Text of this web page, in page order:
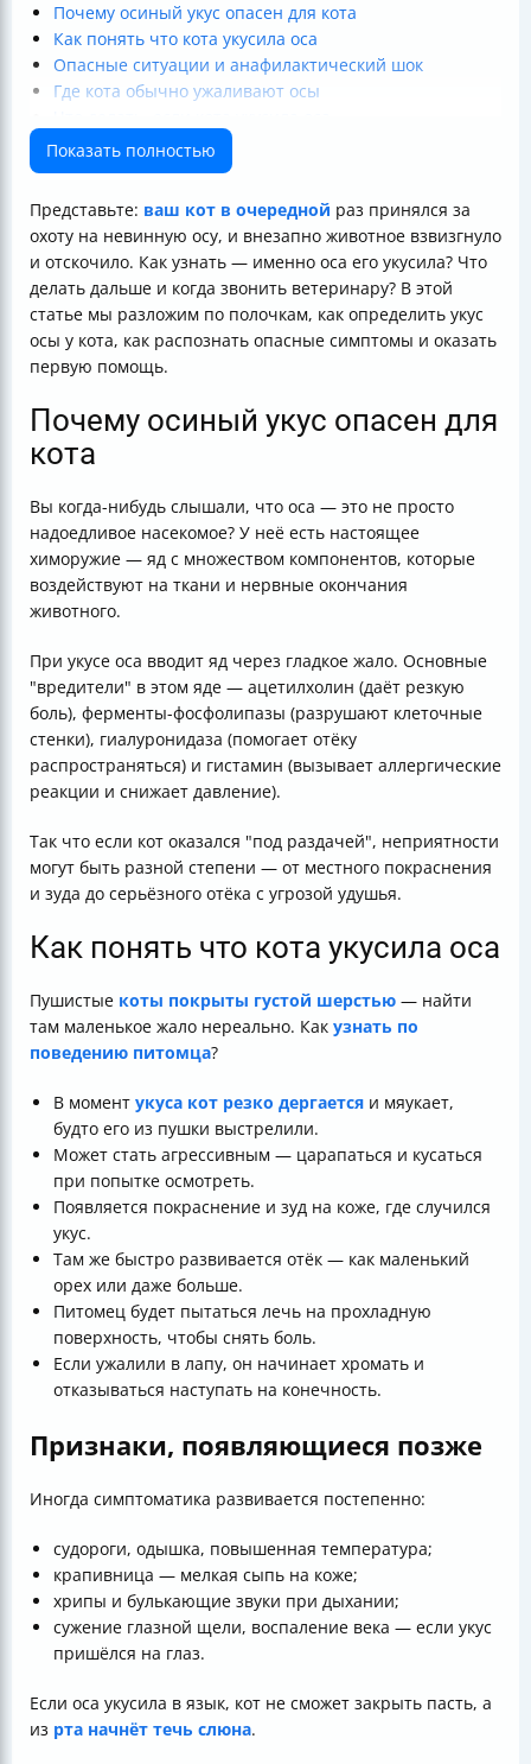
Почему осиный укус опасен для кота
Как понять что кота укусила оса
Опасные ситуации и анафилактический шок
Где кота обычно ужаливают осы
Показать полностью
Представьте: ваш кот в очередной раз принялся за
охоту на невинную осу, и внезапно животное взвизгнуло
и отскочило. Как узнать — именно оса его укусила? Что
делать дальше и когда звонить ветеринару? В этой
статье мы разложим по полочкам, как определить укус
осы у кота, как распознать опасные симптомы и оказать
первую помощь.
Почему осиный укус опасен для
кота
Вы когда-нибудь слышали, что оса — это не просто
надоедливое насекомое? У неё есть настоящее
химоружие — яд с множеством компонентов, которые
воздействуют на ткани и нервные окончания
животного.
При укусе оса вводит яд через гладкое жало. Основные
"вредители" в этом яде — ацетилхолин (даёт резкую
боль), ферменты-фосфолипазы (разрушают клеточные
стенки), гиалуронидаза (помогает отёку
распространяться) и гистамин (вызывает аллергические
реакции и снижает давление).
Так что если кот оказался "под раздачей", неприятности
могут быть разной степени — от местного покраснения
и зуда до серьёзного отёка с угрозой удушья.
Как понять что кота укусила оса
Пушистые коты покрыты густой шерстью — найти
там маленькое жало нереально. Как узнать по
поведению питомца?
В момент укуса кот резко дергается и мяукает,
будто его из пушки выстрелили.
Может стать агрессивным — царапаться и кусаться
при попытке осмотреть.
Появляется покраснение и зуд на коже, где случился
укус.
Там же быстро развивается отёк — как маленький
орех или даже больше.
Питомец будет пытаться лечь на прохладную
поверхность, чтобы снять боль.
Если ужалили в лапу, он начинает хромать и
отказываться наступать на конечность.
Признаки, появляющиеся позже
Иногда симптоматика развивается постепенно:
судороги, одышка, повышенная температура;
крапивница — мелкая сыпь на коже;
хрипы и булькающие звуки при дыхании;
сужение глазной щели, воспаление века — если укус
пришёлся на глаз.
Если оса укусила в язык, кот не сможет закрыть пасть, а
из рта начнёт течь слюна.